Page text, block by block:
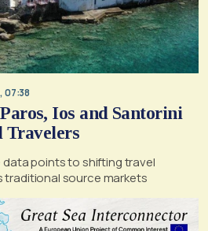
07:38
Ios and Santorini
Travelers
points to shifting travel
traditional source markets